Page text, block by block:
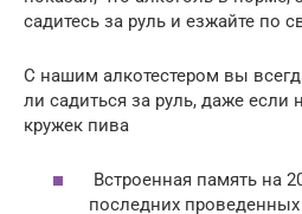
садитесь за руль и езжайте по
С нашим алкотестером вы
ли садиться за руль, даже
кружек пива
Встроенная память на
последних